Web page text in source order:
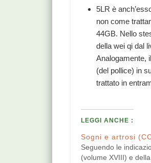
5LR è
non come
44GB. Nello
della wei qi dal
Analogamente,
(del pollice) in
trattato in
LEGGI ANCHE :
Sogni e artrosi
Seguendo le
(volume XVIII) e